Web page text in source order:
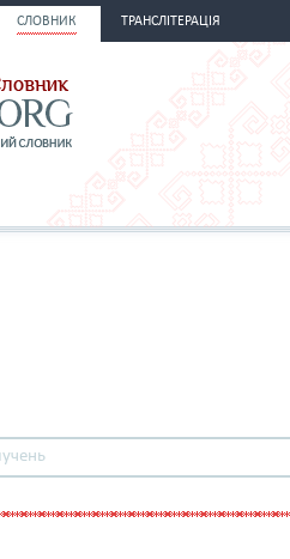
СЛОВНИК ТРАНСЛІТЕРАЦІЯ